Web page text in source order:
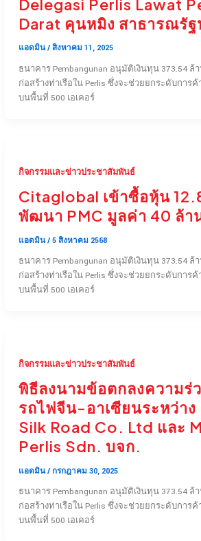
Delegasi Perlis Lawat
Darat คุนหมิง สาธารณรั
แอดมิน/ สิงหาคม 11, 2025
ธนาคาร Pembangunan อนุมัติเงินทุน 373.54 ล้
ก่อสร้างท่าเรือใน Perlis ซึ่งจะช่วยยกระดับการค้
บนพื้นที่ 500 เอเคอร์
กิจกรรมและข่าวประชาสัมพันธ์
Citaglobal เข้าซื้อหุ้น
พัฒนา PMC มูลค่า 40 ล้า
แอดมิน/ 5 สิงหาคม 2568
ธนาคาร Pembangunan อนุมัติเงินทุน 373.54 ล้
ก่อสร้างท่าเรือใน Perlis ซึ่งจะช่วยยกระดับการค้
บนพื้นที่ 500 เอเคอร์
กิจกรรมและข่าวประชาสัมพันธ์
พิธีลงนามข้อตกลงความร่
รถไฟจีน-อาเซียนระหว่าง
Silk Road Co. Ltd และ
Perlis Sdn. บจก.
แอดมิน/ กรกฎาคม 30, 2025
ธนาคาร Pembangunan อนุมัติเงินทุน 373.54 ล้
ก่อสร้างท่าเรือใน Perlis ซึ่งจะช่วยยกระดับการค้
บนพื้นที่ 500 เอเคอร์